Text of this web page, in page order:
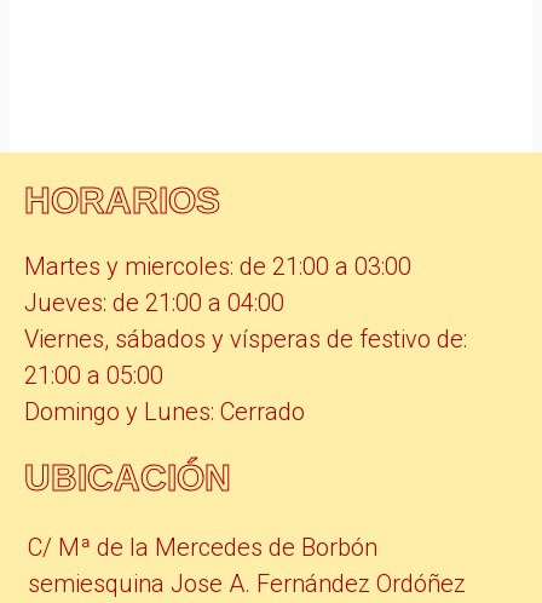
HORARIOS
Martes y miercoles: de 21:00 a 03:00
Jueves: de 21:00 a 04:00
Viernes, sábados y vísperas de festivo de:
21:00 a 05:00
Domingo y Lunes: Cerrado
UBICACIÓN
C/ Mª de la Mercedes de Borbón
semiesquina Jose A. Fernández Ordóñez